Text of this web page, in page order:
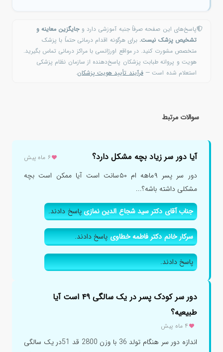
پاسخ‌های این صفحه صرفاً جنبه آموزشی دارد وجایگزین معاینه و
تشخیص پزشک نیست. برای هرگونه اقدام درمانی حتماً با پزشک
متخصص مشورت کنید. در مواقع اورژانسی با مراکز درمانی تماس بگیرید.
هویت و پروانه طبابت پزشکان پاسخ‌دهنده از سازمان نظام پزشکی
استعلام شده است —فرآیند تأیید هویت پزشکان.
سوالات مرتبط
آیا دور سر زیاد بچه مشکل دارد؟ ۶ ماه پیش
دور سر پسر ۹ماهه ام ۵۰سانت است آیا ممکن است بچه
مشکلی داشته باشه؟...
جناب آقای دکتر سید شجاع الدین نمازیپاسخ دادند.
سرکار خانم دکتر فاطمه خطاویپاسخ دادند.
پاسخ دادند.
دور سر کودک پسر در یک سالگی ۴۹ است آیا
طبیعیه؟
۴ ماه پیش
اندازه دور سر هنگام تولد 36 با وزن 2800 قد 51در یک سالگی